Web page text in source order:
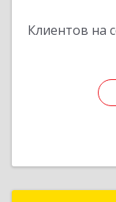
Клиентов на